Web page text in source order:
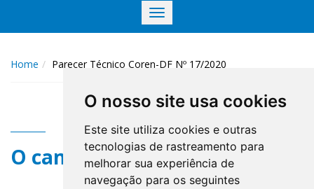
O nosso site usa cookies
Este site utiliza cookies e outras
tecnologias de rastreamento para
melhorar sua experiência de
navegação para os seguintes
Toggle
navigation
Home Parecer Técnico Coren-DF Nº 17/2020
O campo title não existe.